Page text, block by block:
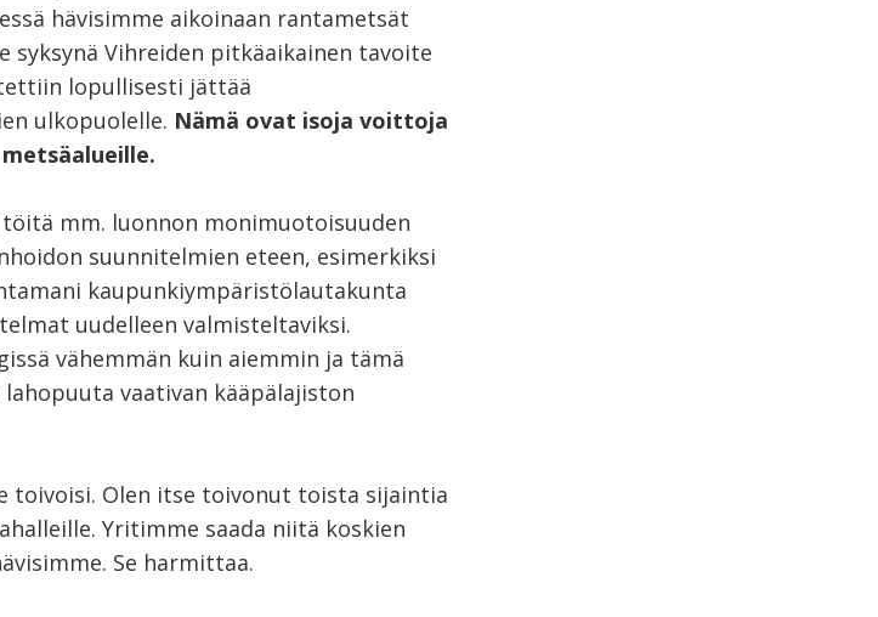
hävisimme aikoinaan rantametsät
syksynä Vihreiden pitkäaikainen tavoite
lopullisesti jättää
ulkopuolelle. Nämä ovat isoja voittoja
mm. luonnon monimuotoisuuden
suunnitelmien eteen, esimerkiksi
kaupunkiympäristölautakunta
uudelleen valmisteltaviksi.
vähemmän kuin aiemmin ja tämä
vaativan kääpälajiston
toivoisi. Olen itse toivonut toista sijaintia
Yritimme saada niitä koskien
Se harmittaa.